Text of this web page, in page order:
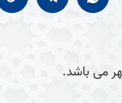
می باشد.